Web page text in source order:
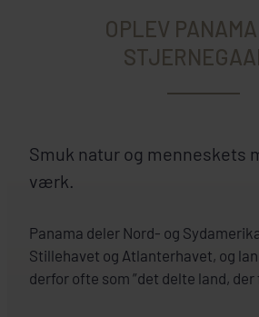
OPLEV
Smuk natur og menneskets
værk.
Panama deler Nord- og
Stillehavet og Atlanterhavet, og
derfor ofte som ”det delte land, der